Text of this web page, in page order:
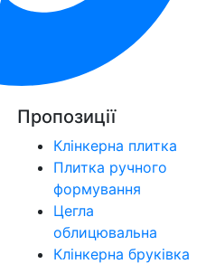
Пропозиції
Клінкерна плитка
Плитка ручного
формування
Цегла
облицювальна
Клінкерна бруківка